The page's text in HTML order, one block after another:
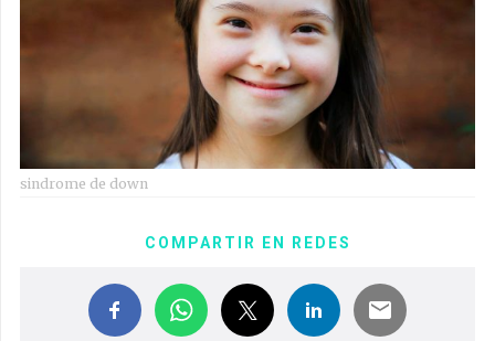
sindrome de down
COMPARTIR EN REDES